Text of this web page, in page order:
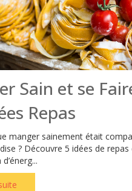
Sain et se
Repas
manger sainement était
? Découvre 5 idées de